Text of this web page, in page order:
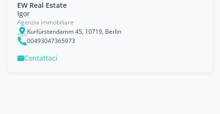
EW Real Estate
Igor
Agenzia immobiliare
Kurfürstendamm 45, 10719, Berlin
00493047365973
Contattaci